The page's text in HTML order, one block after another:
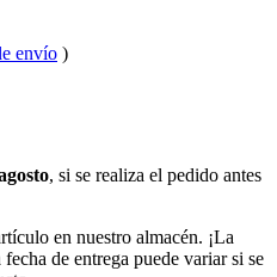
envío )
, si se realiza el pedido antes
en nuestro almacén. ¡La
de entrega puede variar si se